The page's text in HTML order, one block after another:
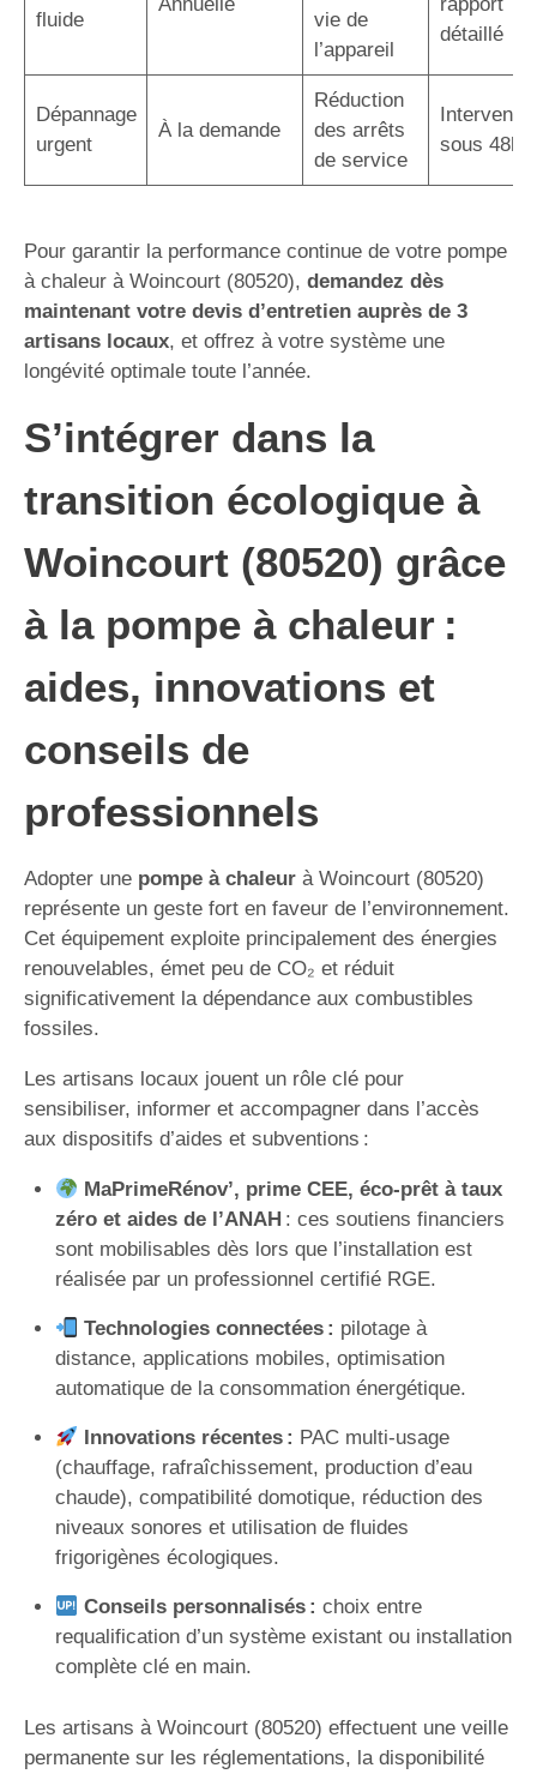
fluide
vie de
l’appareil
détaillé
Dépannage
urgent
À la demande
Réduction
des arrêts
de service
sous 48h
Pour garantir la performance continue de votre pompe
à chaleur à Woincourt (80520), demandez dès
maintenant votre devis d’entretien auprès de 3
artisans locaux, et offrez à votre système une
longévité optimale toute l’année.
S’intégrer dans la
transition écologique à
Woincourt (80520) grâce
à la pompe à chaleur :
aides, innovations et
conseils de
professionnels
Adopter une pompe à chaleur à Woincourt (80520)
représente un geste fort en faveur de l’environnement.
Cet équipement exploite principalement des énergies
renouvelables, émet peu de CO₂ et réduit
significativement la dépendance aux combustibles
fossiles.
Les artisans locaux jouent un rôle clé pour
sensibiliser, informer et accompagner dans l’accès
aux dispositifs d’aides et subventions :
MaPrimeRénov’, prime CEE, éco-prêt à taux
zéro et aides de l’ANAH : ces soutiens financiers
sont mobilisables dès lors que l’installation est
réalisée par un professionnel certifié RGE.
Technologies connectées : pilotage à
distance, applications mobiles, optimisation
automatique de la consommation énergétique.
Innovations récentes : PAC multi-usage
(chauffage, rafraîchissement, production d’eau
chaude), compatibilité domotique, réduction des
niveaux sonores et utilisation de fluides
frigorigènes écologiques.
Conseils personnalisés : choix entre
requalification d’un système existant ou installation
complète clé en main.
Les artisans à Woincourt (80520) effectuent une veille
permanente sur les réglementations, la disponibilité